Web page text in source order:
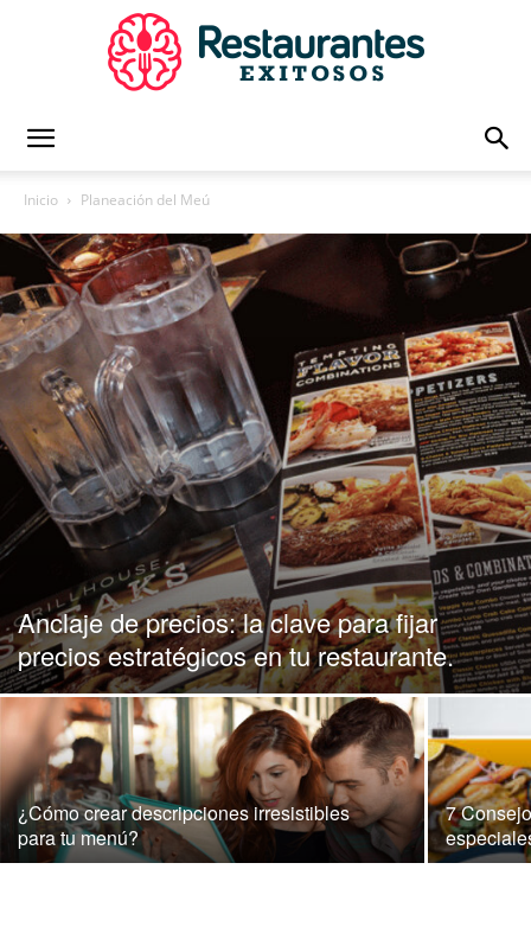
Exitosos
Capacitación
para
Restaurantes
|
Inicio Planeación del Meú
Anclaje de precios: la clave para fijar
precios estratégicos en tu restaurante.
¿Cómo crear descripciones irresistibles
para tu menú?
7